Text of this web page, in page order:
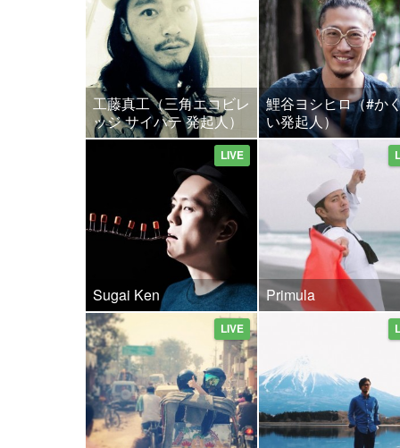
工藤真工（三角エコビレ
ッジ サイハテ 発起人）
鯉谷ヨシヒロ（#か
い発起人）
Sugai Ken
LIVE
Primula
LIVE